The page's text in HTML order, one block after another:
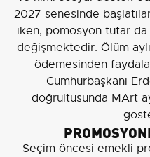
2027 senesinde
iken, pomosyon tutar
değişmektedir. Ölüm
ödemesinden
Cumhurbaşkanı
doğrultusunda MArt
Seçim öncesi emekli